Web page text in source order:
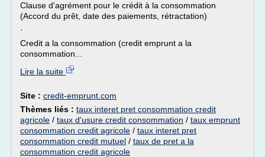
Clause d'agrément pour le crédit à la consommation
(Accord du prêt, date des paiements, rétractation)
·
Credit a la consommation (credit emprunt a la
consommation...
Lire la suite
Site : credit-emprunt.com
Thèmes liés : taux interet pret consommation credit
agricole / taux d'usure credit consommation / taux emprunt
consommation credit agricole / taux interet pret
consommation credit mutuel / taux de pret a la
consommation credit agricole